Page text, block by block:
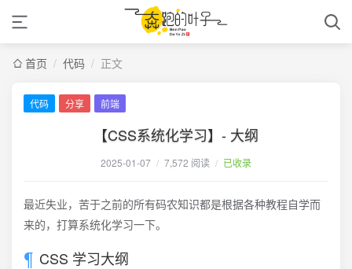
首页 / 代码 / 正文
代码 分享 前端
【CSS系统化学习】- 大纲
2025-01-07 / 7,572 阅读 / 已收录
最近失业，苦于之前的所有码农知识都是根据各种教程自学而
来的，打算系统化学习一下。
CSS 学习大纲